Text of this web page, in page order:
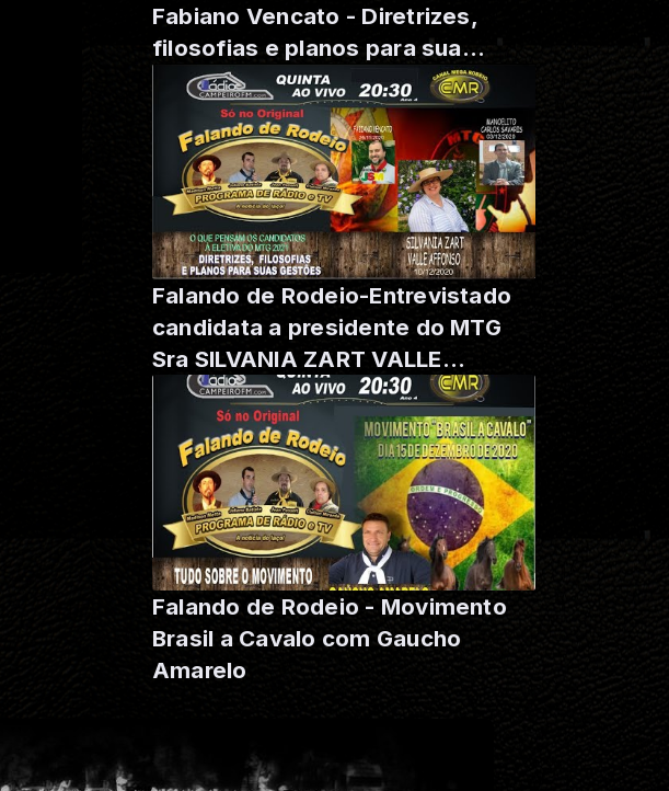
Fabiano Vencato - Diretrizes,
filosofias e planos para sua
gestão .
Falando de Rodeio-Entrevistado
candidata a presidente do MTG
Sra SILVANIA ZART VALLE
AFFONSO
Falando de Rodeio - Movimento
Brasil a Cavalo com Gaucho
Amarelo